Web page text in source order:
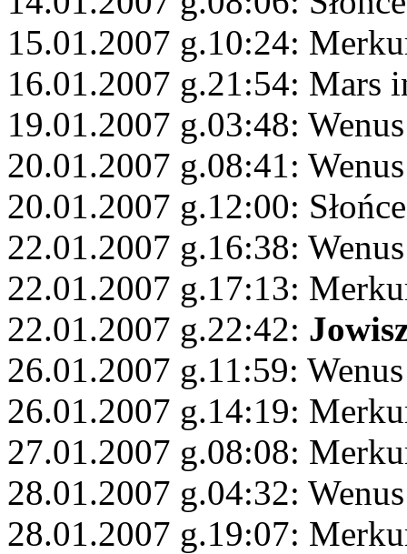
15.01.2007 g.10:24:
16.01.2007 g.21:54: Mars
19.01.2007 g.03:48:
20.01.2007 g.08:41:
20.01.2007 g.12:00:
22.01.2007 g.16:38:
22.01.2007 g.17:13:
22.01.2007 g.22:42:
26.01.2007 g.11:59:
26.01.2007 g.14:19:
27.01.2007 g.08:08:
28.01.2007 g.04:32:
28.01.2007 g.19:07: